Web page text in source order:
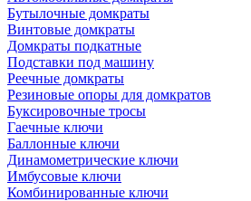
Бутылочные домкраты
Винтовые домкраты
Домкраты подкатные
Подставки под машину
Реечные домкраты
Резиновые опоры для домкратов
Буксировочные тросы
Гаечные ключи
Баллонные ключи
Динамометрические ключи
Имбусовые ключи
Комбинированные ключи